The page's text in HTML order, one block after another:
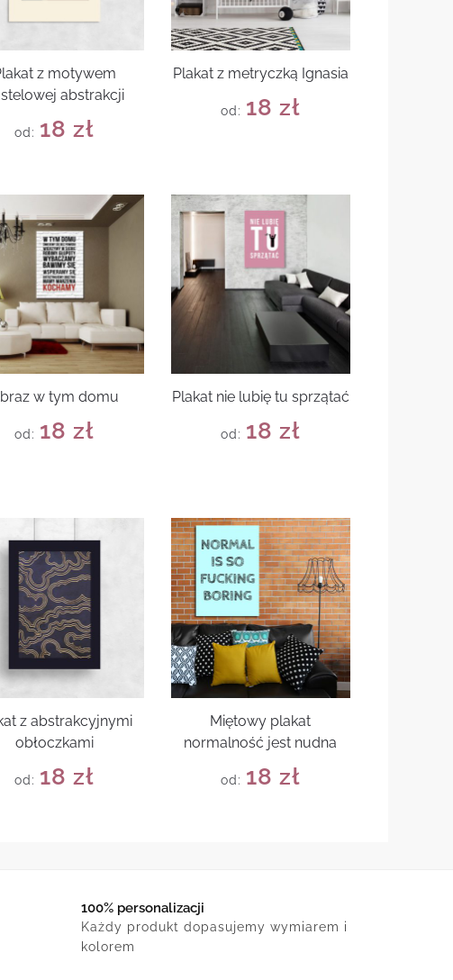
z motywem
abstrakcji
od: 18zł
Plakat z metryczką Ignasia
od: 18zł
w tym domu
od: 18zł
Plakat nie lubię tu sprzątać
od: 18zł
z abstrakcyjnymi
obłoczkami
od: 18zł
Miętowy plakat
normalność jest nudna
od: 18zł
100% personalizacji
Każdy produkt dopasujemy wymiarem i
kolorem